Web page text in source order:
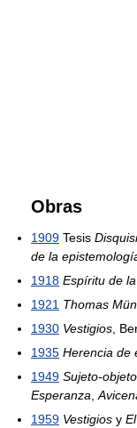
Obras
1909 Tesis
de la
1918 Espíritu de
1921 Thomas
1930 Vestigios ,
1935 Herencia de
1949 Sujeto-objeto
Esperanza
1959 Vestigios y